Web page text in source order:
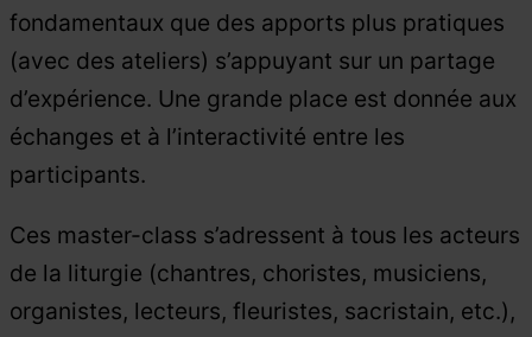
fondamentaux que des apports plus pratiques
(avec des ateliers) s’appuyant sur un partage
d’expérience. Une grande place est donnée aux
échanges et à l’interactivité entre les
participants.
Ces master-class s’adressent à tous les acteurs
de la liturgie (chantres, choristes, musiciens,
organistes, lecteurs, fleuristes, sacristain, etc.),